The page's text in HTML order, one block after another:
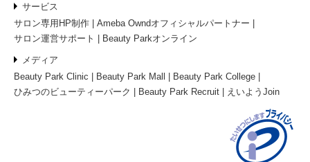
サービス
サロン専用HP制作
Ameba Owndオフィシャルパートナー
サロン運営サポート
Beauty Parkオンライン
メディア
Beauty Park Clinic
Beauty Park Mall
Beauty Park College
ひみつのビューティーパーク
Beauty Park Recruit えいようJoin